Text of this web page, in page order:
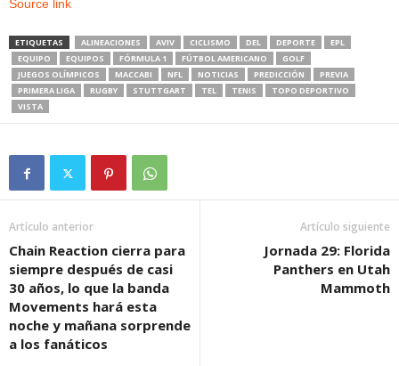
Source link
ETIQUETAS ALINEACIONES AVIV CICLISMO DEL DEPORTE
EPL
EQUIPO
EQUIPOS FÓRMULA 1 FÚTBOL AMERICANO
GOLF
JUEGOS OLÍMPICOS
MACCABI NFL NOTICIAS PREDICCIÓN
PREVIA
PRIMERA LIGA
RUGBY STUTTGART TEL TENIS
TOPO DEPORTIVO
VISTA
Artículo anterior
Chain Reaction cierra para
siempre después de casi
30 años, lo que la banda
Movements hará esta
noche y mañana sorprende
a los fanáticos
Artículo siguiente
Jornada 29: Florida
Panthers en Utah
Mammoth